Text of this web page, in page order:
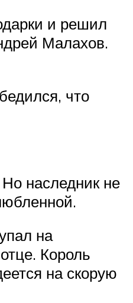
и решил
Малахов.
что
наследник не
на
Король
на скорую